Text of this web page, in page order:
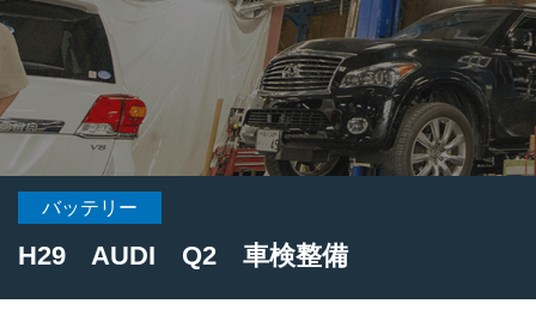
バッテリー
H29 AUDI Q2 車検整備